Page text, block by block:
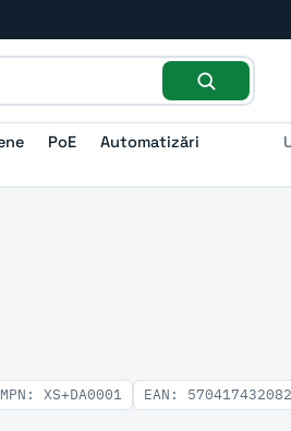
PoE Automatizări
MPN: XS+DA0001 EAN: